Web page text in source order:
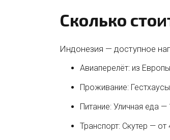
Сколько
Индонезия — доступное
Авиаперелёт: из
Проживание:
Питание: Уличная еда
Транспорт: Скутер —